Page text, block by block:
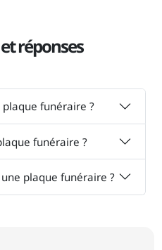
réponses
funéraire ?
funéraire ?
plaque funéraire ?